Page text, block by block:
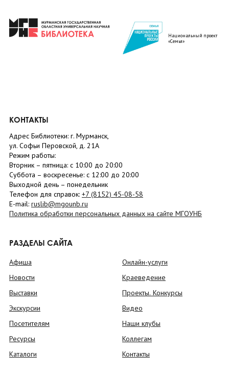
Национальный проект
«Семья»
КОНТАКТЫ
Адрес Библиотеки: г. Мурманск,
ул. Софьи Перовской, д. 21А
Режим работы:
Вторник – пятница: с 10:00 до 20:00
Суббота – воскресенье: c 12:00 до 20:00
Выходной день – понедельник
Телефон для справок: +7 (8152) 45-08-58
E-mail: ruslib@mgounb.ru
Политика обработки персональных данных на сайте МГОУНБ
РАЗДЕЛЫ САЙТА
Афиша
Новости
Выставки
Экскурсии
Посетителям
Ресурсы
Каталоги
Онлайн-услуги
Краеведение
Проекты. Конкурсы
Видео
Наши клубы
Коллегам
Контакты